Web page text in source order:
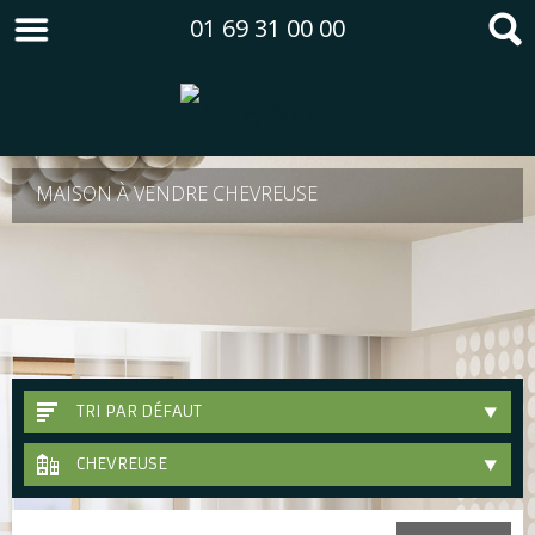
01 69 31 00 00
MAISON À VENDRE CHEVREUSE
TRI PAR DÉFAUT
CHEVREUSE